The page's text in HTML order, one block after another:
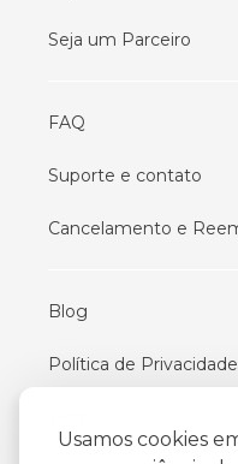
Usamos cookies
Seja um Parceiro
FAQ
Suporte e contato
Cancelamento e
Blog
Política de Privacidade